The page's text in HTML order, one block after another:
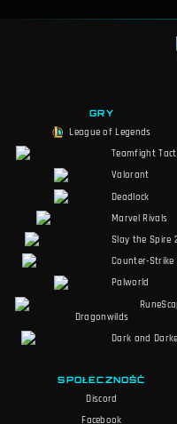
GRY
League of Legends
Teamfight
Valorant
Deadlock
Marvel Rivals
Slay the Spire
Counter-Strike
Palworld
Dragonwilds
Dark and
SPOŁECZNOŚĆ
Discord
Facebook